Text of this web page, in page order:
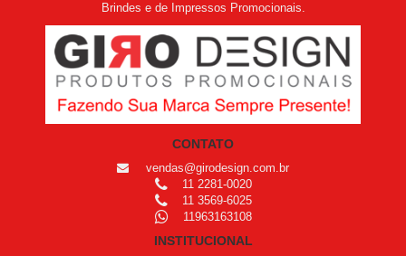
Brindes e de Impressos Promocionais.
CONTATO
vendas@girodesign.com.br
11 2281-0020
11 3569-6025
11963163108
INSTITUCIONAL